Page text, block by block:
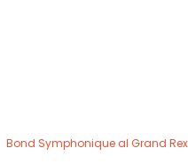
Bond Symphonique al Grand